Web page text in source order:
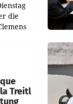
die
Treitl